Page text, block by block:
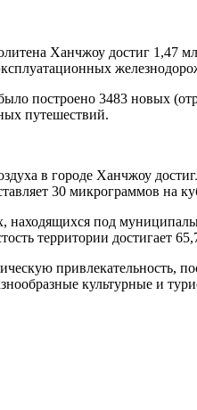
Ханчжоу достиг 1,47
построено 3483 новых
путешествий.
в городе Ханчжоу
30 микрограммов на
находящихся под
территории достигает
привлекательность,
культурные и